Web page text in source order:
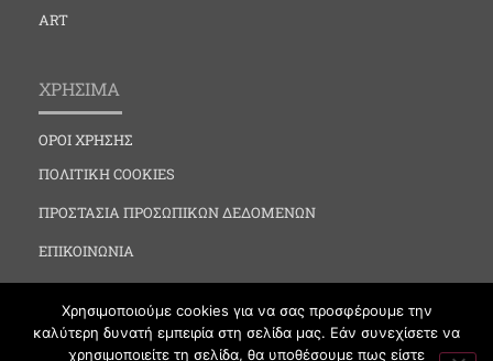
ART
ΧΡΗΣΙΜΑ
ΟΡΟΙ ΧΡΗΣΗΣ
ΠΟΛΙΤΙΚΗ COOKIES
ΠΡΟΣΤΑΣΙΑ ΠΡΟΣΩΠΙΚΩΝ ΔΕΔΟΜΕΝΩΝ
ΕΠΙΚΟΙΝΩΝΙΑ
Χρησιμοποιούμε cookies για να σας προσφέρουμε την
καλύτερη δυνατή εμπειρία στη σελίδα μας. Εάν συνεχίσετε να
χρησιμοποιείτε τη σελίδα, θα υποθέσουμε πως είστε